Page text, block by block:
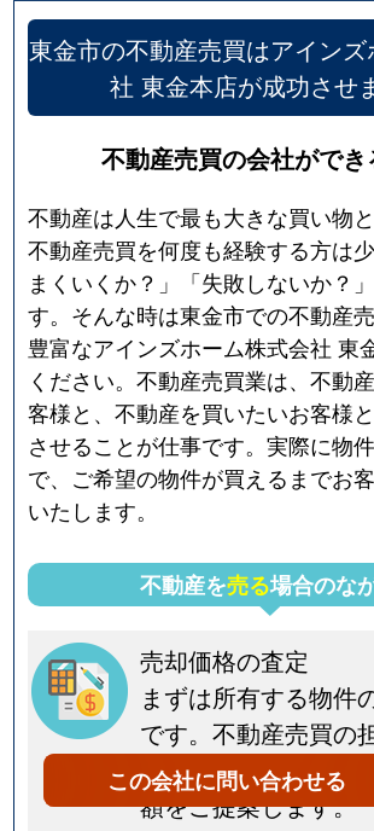
東金市の不動産売買はアイン
社 東金本店が成功させ
不動産売買の会社ができ
不動産は人生で最も大きな買い物と
不動産売買を何度も経験する方は
まくいくか？」「失敗しないか？
す。そんな時は東金市での不動産
豊富なアインズホーム株式会社 東
ください。不動産売買業は、不動
客様と、不動産を買いたいお客様
させることが仕事です。実際に物
で、ご希望の物件が買えるまでお
いたします。
不動産を売る場合のな
売却価格の査定
まずは所有する物件
です。不動産売買の
地調査を行い具体的
額をご提案します。
この会社に問い合わせる